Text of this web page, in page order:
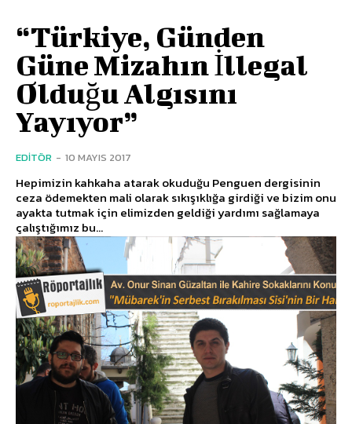
“Türkiye, Günden
Güne Mizahın İllegal
Olduğu Algısını
Yayıyor”
EDITÖR - 10 MAYIS 2017
Hepimizin kahkaha atarak okuduğu Penguen dergisinin
ceza ödemekten mali olarak sıkışıklığa girdiği ve bizim onu
ayakta tutmak için elimizden geldiği yardımı sağlamaya
çalıştığımız bu...